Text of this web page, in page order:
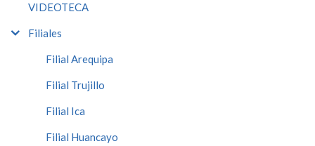
VIDEOTECA
Filiales
Filial Arequipa
Filial Trujillo
Filial Ica
Filial Huancayo